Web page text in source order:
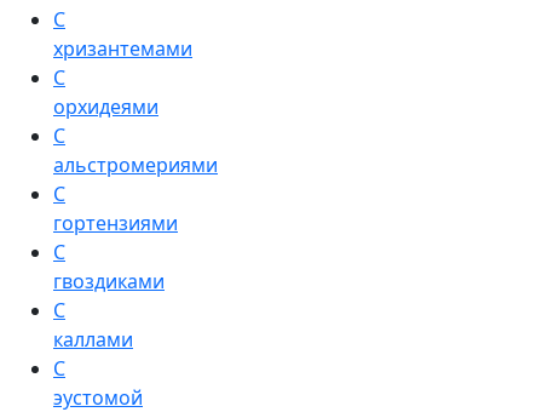
С
хризантемами
С
орхидеями
С
альстромериями
С
гортензиями
С
гвоздиками
С
каллами
С
эустомой